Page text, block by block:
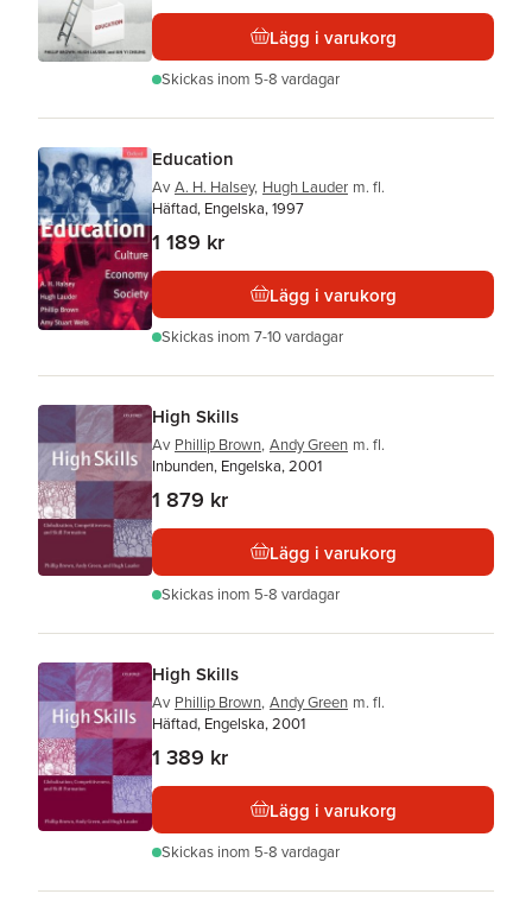
Lägg i varukorg
Skickas inom 5-8 vardagar
Education
Av A. H. Halsey, Hugh Lauder m. fl.
Häftad, Engelska, 1997
1 189 kr
Lägg i varukorg
Skickas inom 7-10 vardagar
High Skills
Av Phillip Brown, Andy Green m. fl.
Inbunden, Engelska, 2001
1 879 kr
Lägg i varukorg
Skickas inom 5-8 vardagar
High Skills
Av Phillip Brown, Andy Green m. fl.
Häftad, Engelska, 2001
1 389 kr
Lägg i varukorg
Skickas inom 5-8 vardagar